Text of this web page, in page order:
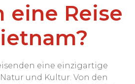
eine Reise
eine einzigartige
und Kultur. Von den